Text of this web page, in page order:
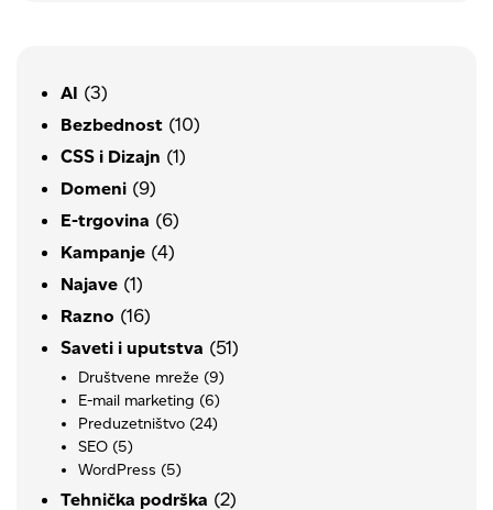
AI (3)
Bezbednost (10)
CSS i Dizajn (1)
Domeni (9)
E-trgovina (6)
Kampanje (4)
Najave (1)
Razno (16)
Saveti i uputstva (51)
Društvene mreže (9)
E-mail marketing (6)
Preduzetništvo (24)
SEO (5)
WordPress (5)
Tehnička podrška (2)